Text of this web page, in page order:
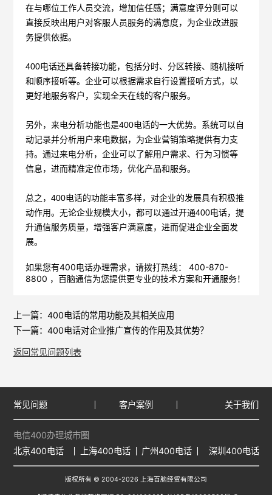
在与哪位工作人员交流，增加信任感；满意度评分则可以
直接反映出用户对客服人员服务的满意度，为企业改进服
务提供依据。
400电话还具备转接功能，包括分时、分区转接、随机接听
和顺序接听等。企业可以根据需求自行设置接听方式，以
更好地服务客户，实现全天在线的客户服务。
另外，来电分析功能也是400电话的一大优势。系统可以自
动记录并分析用户来电数据，为企业营销策略提供有力支
持。通过来电分析，企业可以了解用户需求、行为习惯等
信息，进而精准定位市场，优化产品和服务。
总之，400电话的功能丰富多样，对企业的发展具有积极推
动作用。无论企业规模大小，都可以通过开通400电话，提
升通信服务质量，增强客户满意度，进而促进企业全面发
展。
如果您有400电话办理需求，请拨打热线： 400-870-
8800 ，百脑通信为您提供更专业的技术方案和开通服务！
上一篇： 400电话的常用功能及其相关应用
下一篇： 400电话对企业推广宣传的作用及其优势？
返回常见问题列表
常见问题 客户案例 关于我们
电信400办理城市圈
北京400电话
上海400电话 广州400电话 深圳400电话
版权所有 © 2004-2026 上海百脑经贸有限公司